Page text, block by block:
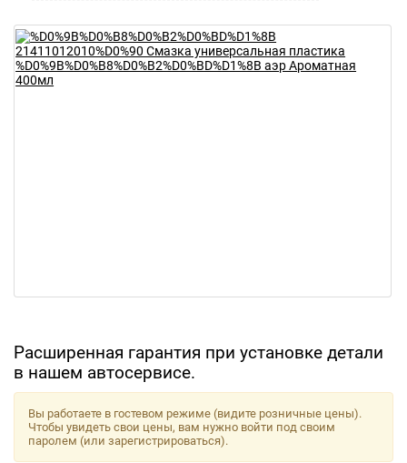
Расширенная гарантия при установке детали
в нашем автосервисе.
Вы работаете в гостевом режиме (видите розничные цены).
Чтобы увидеть свои цены, вам нужно войти под своим
паролем (или зарегистрироваться).